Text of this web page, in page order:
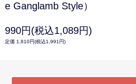
e Ganglamb Style）
990円(税込1,089円)
定価 1,810円(税込1,991円)